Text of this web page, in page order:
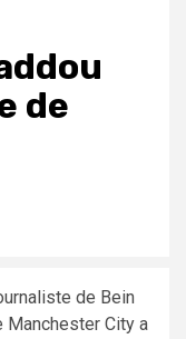
de
de Bein
Manchester City a